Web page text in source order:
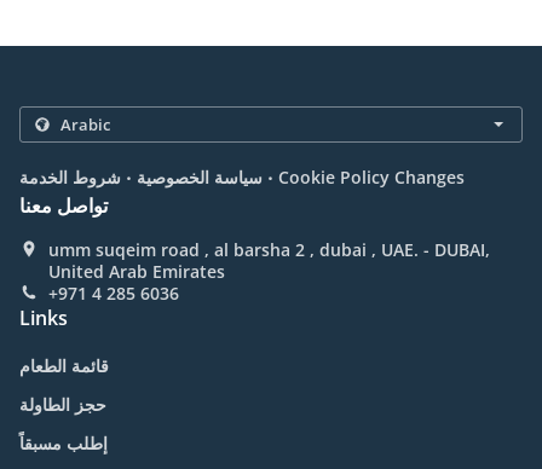
سياسة الخصوصية . شروط الخدمة . Cookie Policy Changes
تواصل معنا
umm suqeim road , al barsha 2 , dubai , UAE. - DUBAI,
United Arab Emirates
+971 4 285 6036
Links
قائمة الطعام
حجز الطاولة
إطلب مسبقاً